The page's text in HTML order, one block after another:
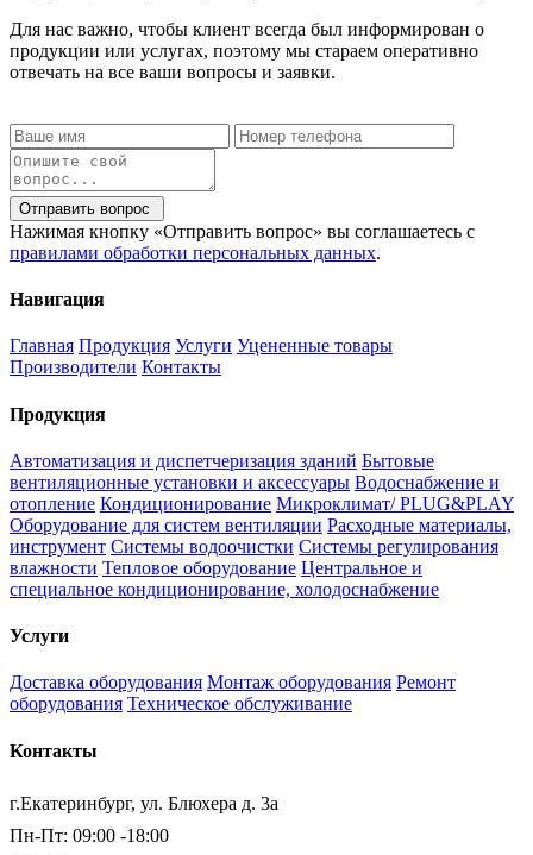
Для нас важно, чтобы клиент всегда был информирован о
продукции или услугах, поэтому мы стараем оперативно
отвечать на все ваши вопросы и заявки.
Отправить вопрос
Нажимая кнопку «Отправить вопрос» вы соглашаетесь с
правилами обработки персональных данных.
Навигация
Главная Продукция Услуги Уцененные товары
Производители Контакты
Продукция
Автоматизация и диспетчеризация зданий Бытовые
вентиляционные установки и аксессуары Водоснабжение и
отопление Кондиционирование Микроклимат/ PLUG&PLAY
Оборудование для систем вентиляции Расходные материалы,
инструмент Системы водоочистки Системы регулирования
влажности Тепловое оборудование Центральное и
специальное кондиционирование, холодоснабжение
Услуги
Доставка оборудования Монтаж оборудования Ремонт
оборудования Техническое обслуживание
Контакты
г.Екатеринбург, ул. Блюхера д. 3а
Пн-Пт: 09:00 -18:00